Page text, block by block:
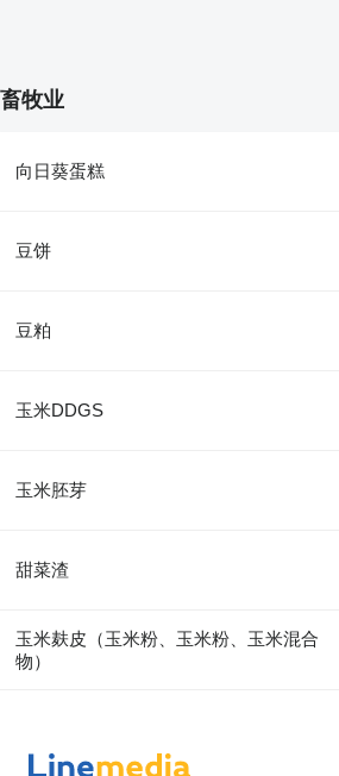
畜牧业
向日葵蛋糕
豆饼
豆粕
玉米DDGS
玉米胚芽
甜菜渣
玉米麸皮（玉米粉、玉米粉、玉米混合
物）